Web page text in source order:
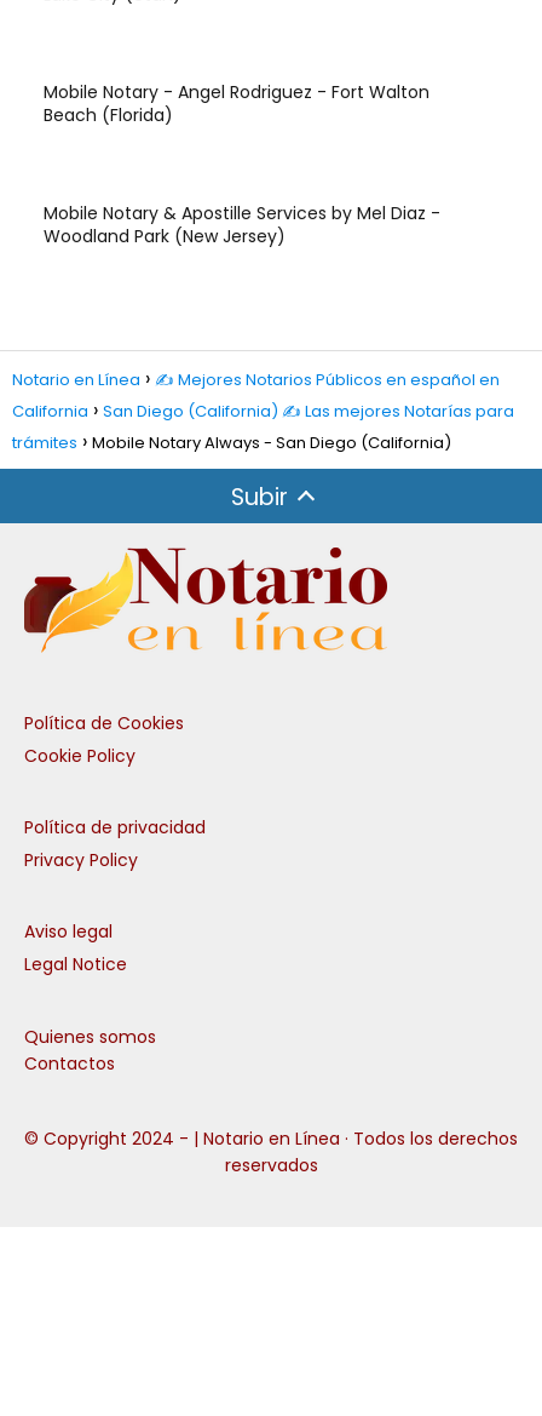
Mobile Notary - Angel Rodriguez - Fort Walton
Beach (Florida)
Mobile Notary & Apostille Services by Mel Diaz -
Woodland Park (New Jersey)
Notario en Línea
✍️ Mejores Notarios Públicos en español en
California
San Diego (California) ✍️ Las mejores Notarías para
trámites
Mobile Notary Always - San Diego (California)
Subir
Política de Cookies
Cookie Policy
Política de privacidad
Privacy Policy
Aviso legal
Legal Notice
Quienes somos
Contactos
© Copyright 2024 - | Notario en Línea · Todos los derechos
reservados